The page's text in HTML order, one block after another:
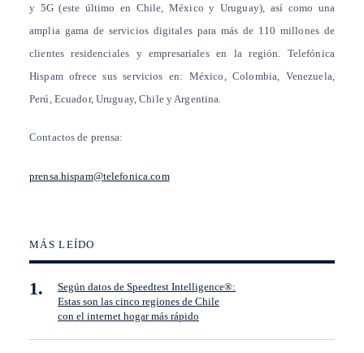
y 5G (este último en Chile, México y Uruguay), así como una
amplia gama de servicios digitales para más de 110 millones de
clientes residenciales y empresariales en la región. Telefónica
Hispam ofrece sus servicios en: México, Colombia, Venezuela,
Perú, Ecuador, Uruguay, Chile y Argentina.
Contactos de prensa:
prensa.hispam@telefonica.com
MÁS LEÍDO
Según datos de Speedtest Intelligence®:
Estas son las cinco regiones de Chile
con el internet hogar más rápido